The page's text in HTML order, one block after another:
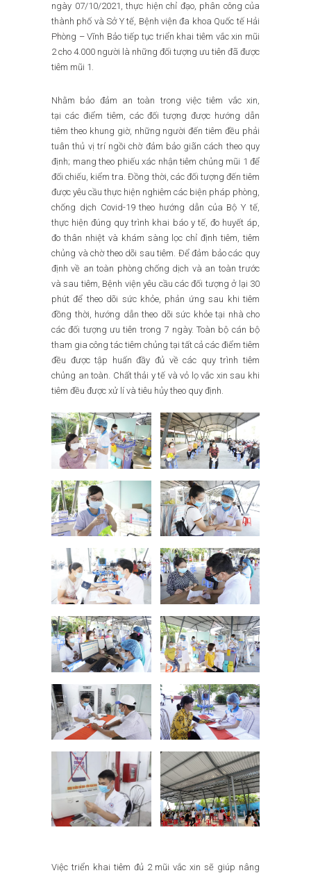
ngày 07/10/2021, thực hiện chỉ đạo, phân công của
thành phố và Sở Y tế, Bệnh viện đa khoa Quốc tế Hải
Phòng – Vĩnh Bảo tiếp tục triển khai tiêm vắc xin mũi
2 cho 4.000 người là những đối tượng ưu tiên đã được
tiêm mũi 1.
Nhằm bảo đảm an toàn trong việc tiêm vắc xin,
tại các điểm tiêm, các đối tượng được hướng dẫn
tiêm theo khung giờ, những người đến tiêm đều phải
tuân thủ vị trí ngồi chờ đảm bảo giãn cách theo quy
định; mang theo phiếu xác nhận tiêm chủng mũi 1 để
đối chiếu, kiểm tra. Đồng thời, các đối tượng đến tiêm
được yêu cầu thực hiện nghiêm các biện pháp phòng,
chống dịch Covid-19 theo hướng dẫn của Bộ Y tế,
thực hiện đúng quy trình khai báo y tế, đo huyết áp,
đo thân nhiệt và khám sàng lọc chỉ định tiêm, tiêm
chủng và chờ theo dõi sau tiêm. Để đảm bảo các quy
định về an toàn phòng chống dịch và an toàn trước
và sau tiêm, Bệnh viện yêu cầu các đối tượng ở lại 30
phút để theo dõi sức khỏe, phản ứng sau khi tiêm
đồng thời, hướng dẫn theo dõi sức khỏe tại nhà cho
các đối tượng ưu tiên trong 7 ngày. Toàn bộ cán bộ
tham gia công tác tiêm chủng tại tất cả các điểm tiêm
đều được tập huấn đầy đủ về các quy trình tiêm
chủng an toàn. Chất thải y tế và vỏ lọ vắc xin sau khi
tiêm đều được xử lí và tiêu hủy theo quy định.
Việc triển khai tiêm đủ 2 mũi vắc xin sẽ giúp nâng